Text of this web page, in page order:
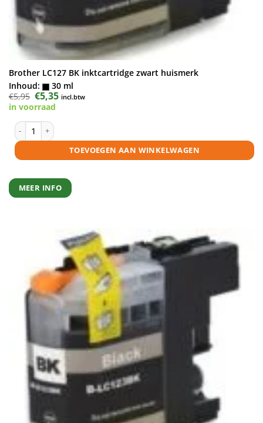
Brother LC127 BK inktcartridge zwart huismerk
Inhoud:
30 ml
€5,95 Oorspronkelijke
prijs
was:
€5,35Huidige
prijs
incl.btw
in voorraad
Brother LC127 BK inktcartridge zwart huismerk aantal
TOEVOEGEN AAN WINKELWAGEN
MEER INFO